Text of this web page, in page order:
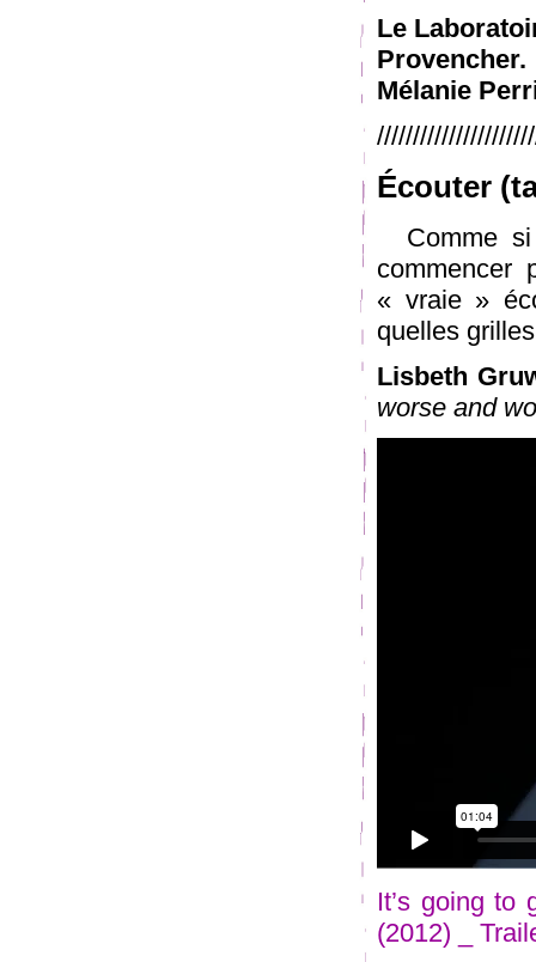
Le
Mélanie
Écouter
Comme si
commencer
« vraie »
quelles
Lisbeth
worse and
It’s going to
(2012) _